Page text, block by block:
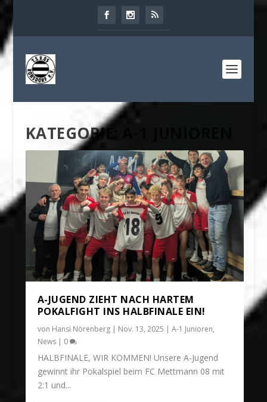
KATEGORIE:
A-JUGEND ZIEHT NACH HARTEM
POKALFIGHT INS HALBFINALE EIN!
von Hansi Nörenberg| Nov. 13, 2025 | A-1 Junioren,
News| 0
HALBFINALE, WIR KOMMEN! Unsere A-Jugend
gewinnt ihr Pokalspiel beim FC Mettmann 08 mit
2:1 und...